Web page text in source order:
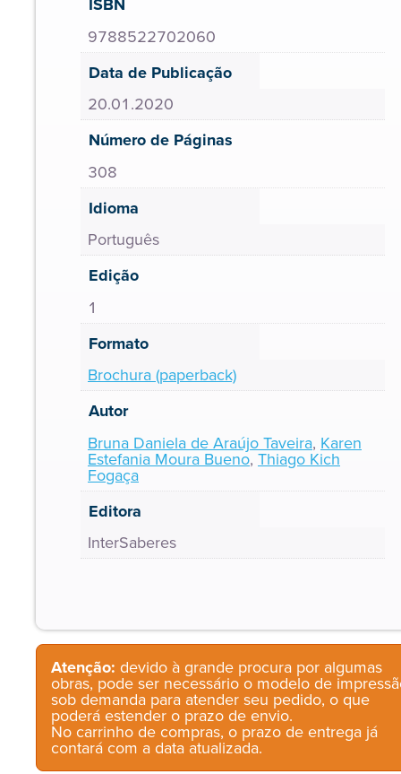
9788522702060
Data de Publicação
20.01.2020
Número de Páginas
308
Idioma
Português
Edição
1
Formato
Brochura (paperback)
Autor
Bruna Daniela de Araújo Taveira, Karen
Estefania Moura Bueno, Thiago Kich
Fogaça
Editora
InterSaberes
Atenção: devido à grande procura por algumas
obras, pode ser necessário o modelo de
sob demanda para atender seu pedido, o que
poderá estender o prazo de envio.
No carrinho de compras, o prazo de entrega já
contará com a data atualizada.